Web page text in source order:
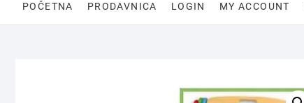
POČETNA PRODAVNICA LOGIN MY ACCOUNT